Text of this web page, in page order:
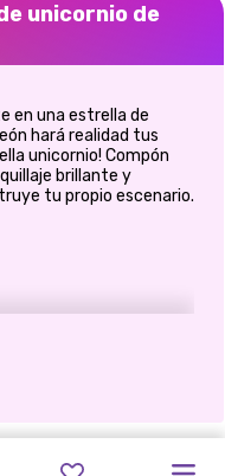
unicornio de
en una estrella de
hará realidad tus
unicornio! Compón
brillante y
tu propio escenario.
COLORES